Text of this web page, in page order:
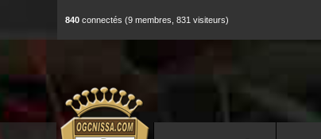
840 connectés (9 membres, 831 visiteurs)